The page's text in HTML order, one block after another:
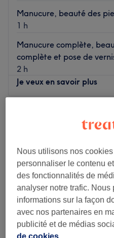
Manucure, beauté des
1 h
Manucure complète,
complète et pose de
2 h
Je veux en savoir plus
Vendredi
Samedi
Dimanche
Miss Nail, c'est la bonne
à Vincennes, en périphérie
moment pour soi lors d'une
Nous utilisons nos
personnaliser le contenu
des fonctionnalités de
analyser notre trafic.
informations sur la façon
avec nos partenaires en
publicité et de médias
de cookies